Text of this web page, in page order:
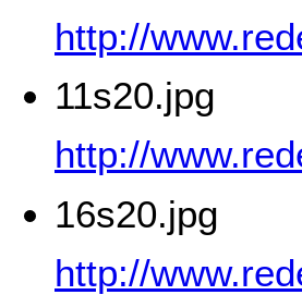
http://
11s20.jpg
http://
16s20.jpg
http://